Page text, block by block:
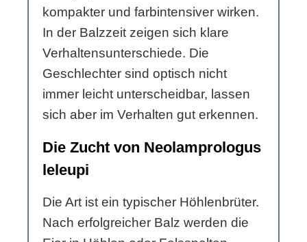
kompakter und farbintensiver wirken.
In der Balzzeit zeigen sich klare
Verhaltensunterschiede. Die
Geschlechter sind optisch nicht
immer leicht unterscheidbar, lassen
sich aber im Verhalten gut erkennen.
Die Zucht von Neolamprologus
leleupi
Die Art ist ein typischer Höhlenbrüter.
Nach erfolgreicher Balz werden die